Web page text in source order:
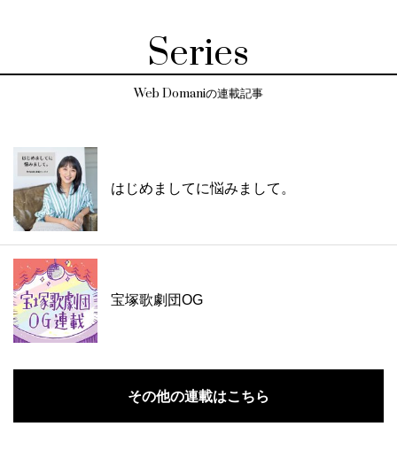
Series
Web Domaniの連載記事
はじめましてに悩みまして。
宝塚歌劇団OG
その他の連載はこちら